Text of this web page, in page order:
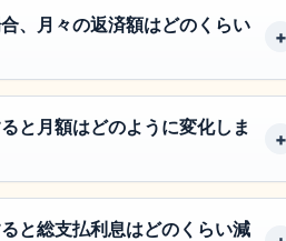
、月々の返済額はどのくらい
と月額はどのように変化しま
と総支払利息はどのくらい減